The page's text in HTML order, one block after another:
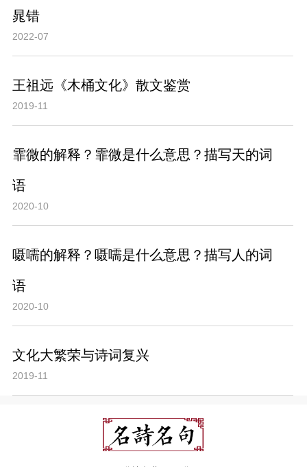
晁错
2022-07
王祖远《木桶文化》散文鉴赏
2019-11
霏微的解释？霏微是什么意思？描写天的词
语
2020-10
嗫嚅的解释？嗫嚅是什么意思？描写人的词
语
2020-10
文化大繁荣与诗词复兴
2019-11